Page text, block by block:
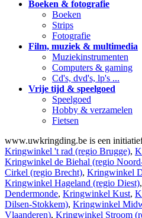
Boeken & fotografie
Boeken
Strips
Fotografie
Film, muziek & multimedia
Muziekinstrumenten
Computers & gaming
Cd's, dvd's, lp's ...
Vrije tijd & speelgoed
Speelgoed
Hobby & verzamelen
Fietsen
www.uwkringding.be is een
Kringwinkel 't rad (regio Brugge),
Kringwinkel de Biehal (regio
Cirkel (regio Brecht), Kringwinkel
Kringwinkel Hageland (regio Diest),
Dendermonde, Kringwinkel Kust,
Dilsen-Stokkem), Kringwinkel
Vlaanderen), Kringwinkel Stroom